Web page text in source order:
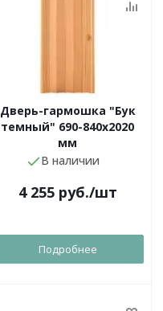
Дверь-гармошка "Бук
темный" 690-840х2020
мм
В наличии
4 255руб./шт
Подробнее